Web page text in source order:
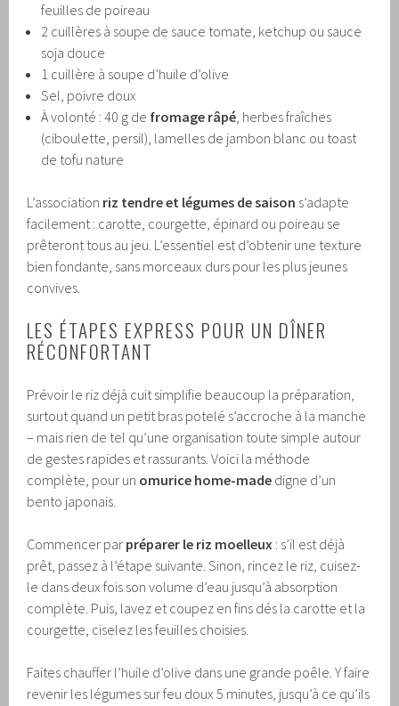
feuilles de poireau
2 cuillères à soupe de sauce tomate, ketchup ou sauce
soja douce
1 cuillère à soupe d’huile d’olive
Sel, poivre doux
À volonté : 40 g de fromage râpé, herbes fraîches
(ciboulette, persil), lamelles de jambon blanc ou toast
de tofu nature
L’association riz tendre et légumes de saison s’adapte
facilement : carotte, courgette, épinard ou poireau se
prêteront tous au jeu. L’essentiel est d’obtenir une texture
bien fondante, sans morceaux durs pour les plus jeunes
convives.
LES ÉTAPES EXPRESS POUR UN DÎNER
RÉCONFORTANT
Prévoir le riz déjà cuit simplifie beaucoup la préparation,
surtout quand un petit bras potelé s’accroche à la manche
– mais rien de tel qu’une organisation toute simple autour
de gestes rapides et rassurants. Voici la méthode
complète, pour un omurice home-made digne d’un
bento japonais.
Commencer par préparer le riz moelleux : s’il est déjà
prêt, passez à l’étape suivante. Sinon, rincez le riz, cuisez-
le dans deux fois son volume d’eau jusqu’à absorption
complète. Puis, lavez et coupez en fins dés la carotte et la
courgette, ciselez les feuilles choisies.
Faites chauffer l’huile d’olive dans une grande poêle. Y faire
revenir les légumes sur feu doux 5 minutes, jusqu’à ce qu’ils